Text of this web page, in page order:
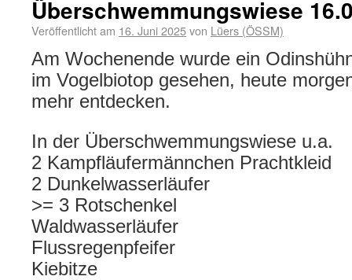
Überschwemmungswiese
Veröffentlicht am 16. Juni 2025von Lüers (ÖSSM)
Am Wochenende wurde ein
im Vogelbiotop gesehen, heute
mehr entdecken.
In der Überschwemmungswiese u.a.
2 Kampfläufermännchen Prachtkleid
2 Dunkelwasserläufer
>= 3 Rotschenkel
Waldwasserläufer
Flussregenpfeifer
Kiebitze